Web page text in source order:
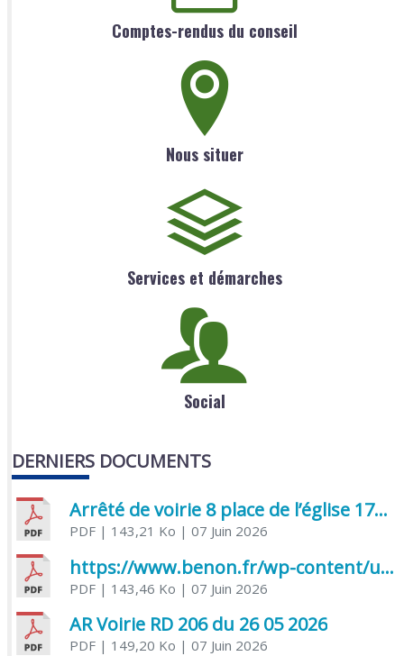
Comptes-rendus du conseil
Nous situer
Services et démarches
Social
DERNIERS DOCUMENTS
Arrêté de voirie 8 place de l’église 17170 Benon
PDF| 143,21 Ko | 07 Juin 2026
https://www.benon.fr/wp-content/uploads/2026/06/AR-Voirie-Chemin-de-Lafond-du-26-05-2026.pdf
PDF| 143,46 Ko | 07 Juin 2026
AR Voirie RD 206 du 26 05 2026
PDF| 149,20 Ko | 07 Juin 2026